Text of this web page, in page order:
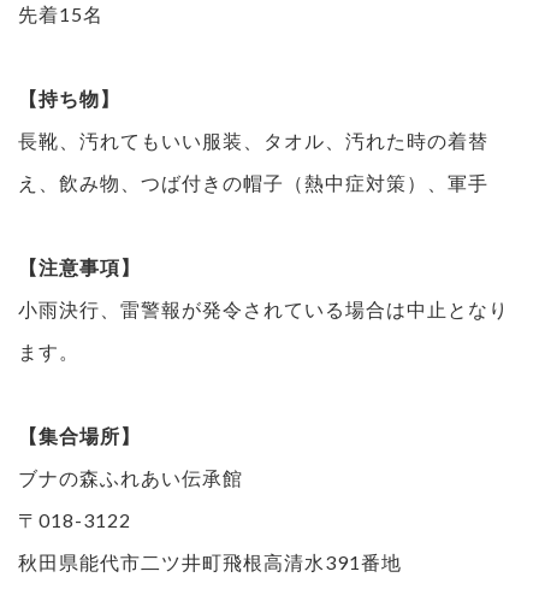
先着15名
【持ち物】
長靴、汚れてもいい服装、タオル、汚れた時の着替
え、飲み物、つば付きの帽子（熱中症対策）、軍手
【注意事項】
小雨決行、雷警報が発令されている場合は中止となり
ます。
【集合場所】
ブナの森ふれあい伝承館
〒018-3122
秋田県能代市二ツ井町飛根高清水391番地